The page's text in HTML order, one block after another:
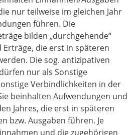
nur teilweise im gleichen Jahr
führen. Die
bilden „durchgehende“
die erst in späteren
Die sog. antizipativen
nur als Sonstige
Verbindlichkeiten in der
beinhalten Aufwendungen und
Jahres, die erst in späteren
bzw. Ausgaben führen. Je
und die zugehörigen